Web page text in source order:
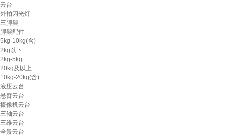
云台
外拍闪光灯
三脚架
脚架配件
5kg-10kg(含)
2kg以下
2kg-5kg
20kg及以上
10kg-20kg(含)
液压云台
悬臂云台
摄像机云台
三轴云台
三维云台
全景云台